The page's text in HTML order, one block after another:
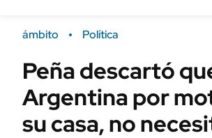
Campo
FINANZAS
Dólar
ámbito Política
Peña descartó
Argentina por
su casa, no